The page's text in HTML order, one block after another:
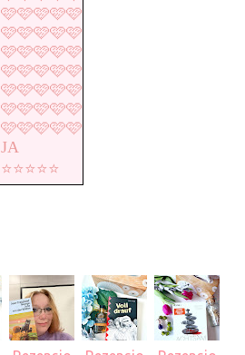
🩷🩷🩷🩷🩷
🩷🩷🩷🩷🩷
🩷🩷🩷🩷🩷
🩷🩷🩷🩷🩷
🩷🩷🩷🩷🩷
🩷🩷🩷🩷🩷
🩷🩷🩷🩷🩷
JA
⭐️⭐️⭐️⭐️⭐️